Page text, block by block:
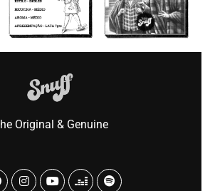
Original & Genuine